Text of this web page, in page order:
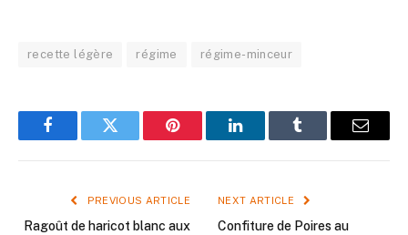
recette légère régime régime-minceur
FacebookTwitter Pinterest LinkedInTumblr Email
PREVIOUS ARTICLE
Ragoût de haricot blanc aux
NEXT ARTICLE
Confiture de Poires au